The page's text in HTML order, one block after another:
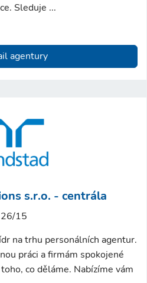
Sleduje ...
agentury
s.r.o. - centrála
26/15
na trhu personálních agentur.
práci a firmám spokojené
co děláme. Nabízíme vám